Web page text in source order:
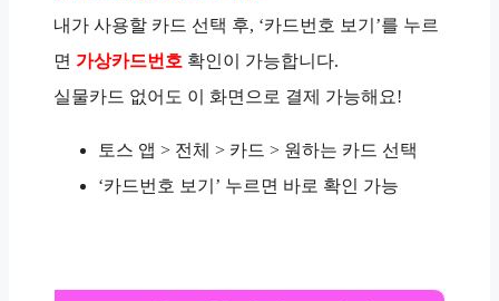
내가 사용할 카드 선택 후, ‘카드번호 보기’를 누르
면 가상카드번호 확인이 가능합니다.
실물카드 없어도 이 화면으로 결제 가능해요!
토스 앱 > 전체 > 카드 > 원하는 카드 선택
‘카드번호 보기’ 누르면 바로 확인 가능